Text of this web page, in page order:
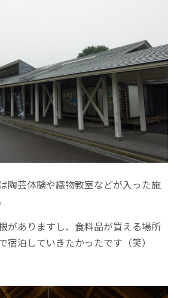
陶芸体験や織物教室などが入った施
がありますし、食料品が買える場所
宿泊していきたかったです（笑）